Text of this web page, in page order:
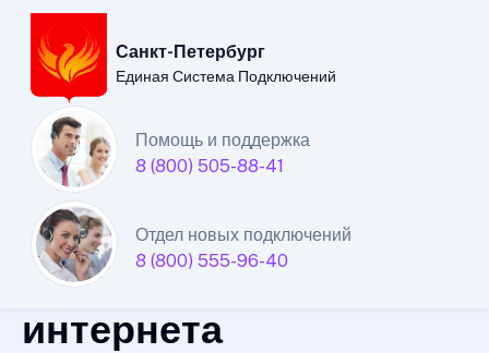
Санкт-Петербург
Единая Система Подключений
Помощь и поддержка
8 (800) 505-88-41
Отдел новых подключений
8 (800) 555-96-40
Санкт-Петербургский
филиал
Единой Системы
Подключений
интернета